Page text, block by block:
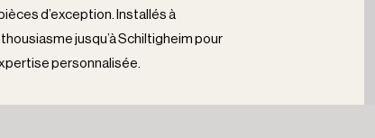
d’exception. Installés à
jusqu’à Schiltigheim pour
personnalisée.